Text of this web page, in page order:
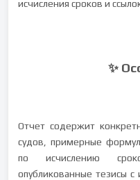
исчисления сроков и
✨
Отчет содержит
судов, примерные
по исчислению
опубликованные тезисы